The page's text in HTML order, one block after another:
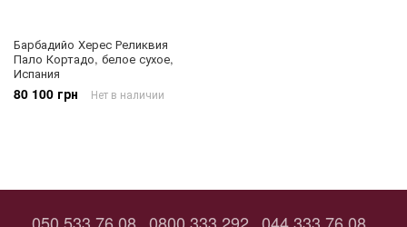
Барбадийо Херес Реликвия
Пало Кортадо, белое сухое,
Испания
80 100 грн Нет в наличии
050 533 76 08 0800 333 292 044 333 76 08